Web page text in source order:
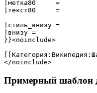
|метка80     =
|текст80     =
|стиль_внизу =
|внизу =
}}<noinclude>
</noinclude>
Примерный шаблон